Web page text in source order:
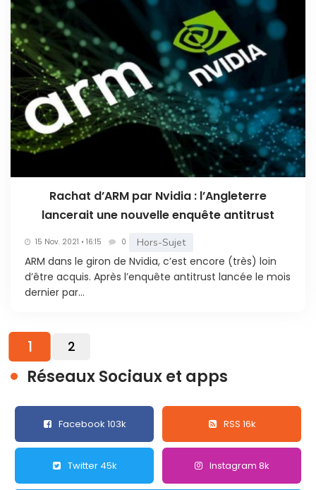
Rachat d’ARM par Nvidia : l’Angleterre
lancerait une nouvelle enquête antitrust
15 Nov. 2021 • 16:15 0 Hors-Sujet
ARM dans le giron de Nvidia, c’est encore (très) loin
d’être acquis. Après l’enquête antitrust lancée le mois
dernier par...
1 2
Réseaux Sociaux et apps
Facebook 103k RSS 16k
Twitter 45k Instagram 8k